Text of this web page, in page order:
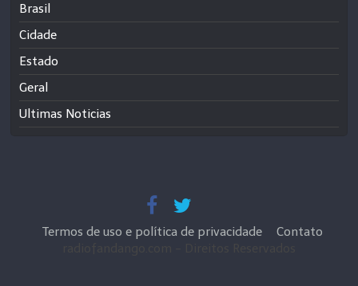
Brasil
Cidade
Estado
Geral
Ultimas Noticias
Termos de uso e política de privacidade
Contato